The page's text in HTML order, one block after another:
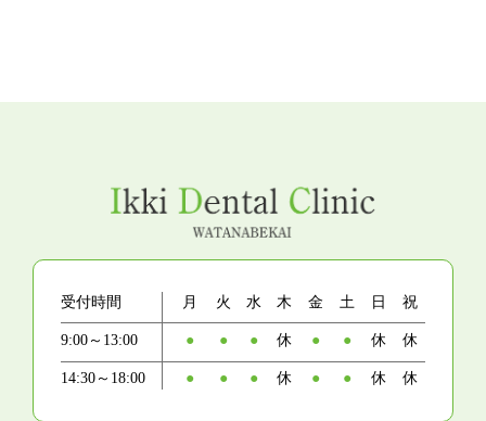
受付時間 月 火 水 木 金 土 日 祝
9:00～13:00 ● ● ● 休 ● ● 休 休
14:30～18:00 ● ● ● 休 ● ● 休 休